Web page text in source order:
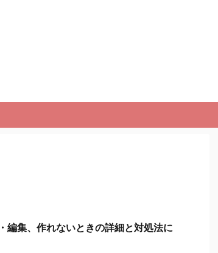
編集、作れないときの詳細と対処法に